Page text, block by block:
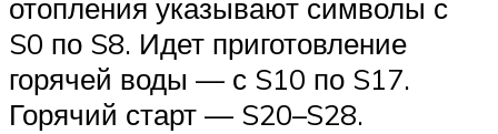
отопления указывают символы с
S0 по S8. Идет приготовление
горячей воды — с S10 по S17.
Горячий старт — S20–S28.